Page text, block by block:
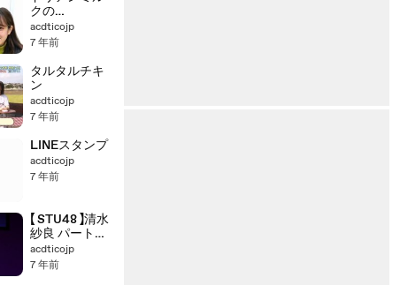
クの
ShowTime
acdticojp
7 年前
タルタルチキ
ン
acdticojp
7 年前
LINEスタンプ
acdticojp
7 年前
【 STU48 】清水
紗良 パート・
オブ・ユア・
ワールド
acdticojp
7 年前